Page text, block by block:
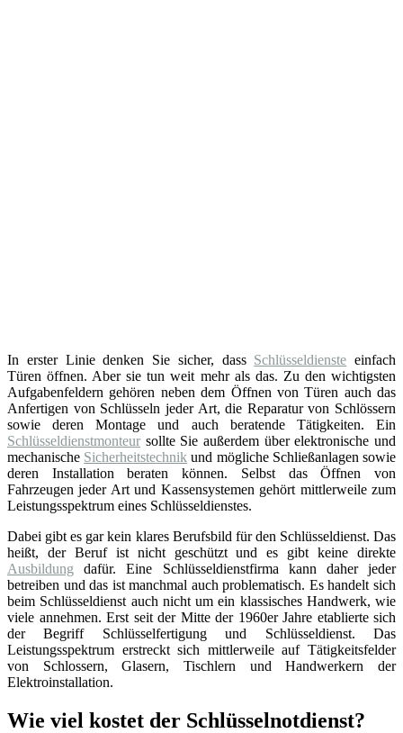
In erster Linie denken Sie sicher, dass Schlüsseldienste einfach
Türen öffnen. Aber sie tun weit mehr als das. Zu den wichtigsten
Aufgabenfeldern gehören neben dem Öffnen von Türen auch das
Anfertigen von Schlüsseln jeder Art, die Reparatur von Schlössern
sowie deren Montage und auch beratende Tätigkeiten. Ein
Schlüsseldienstmonteur sollte Sie außerdem über elektronische und
mechanische Sicherheitstechnik und mögliche Schließanlagen sowie
deren Installation beraten können. Selbst das Öffnen von
Fahrzeugen jeder Art und Kassensystemen gehört mittlerweile zum
Leistungsspektrum eines Schlüsseldienstes.
Dabei gibt es gar kein klares Berufsbild für den Schlüsseldienst. Das
heißt, der Beruf ist nicht geschützt und es gibt keine direkte
Ausbildung dafür. Eine Schlüsseldienstfirma kann daher jeder
betreiben und das ist manchmal auch problematisch. Es handelt sich
beim Schlüsseldienst auch nicht um ein klassisches Handwerk, wie
viele annehmen. Erst seit der Mitte der 1960er Jahre etablierte sich
der Begriff Schlüsselfertigung und Schlüsseldienst. Das
Leistungsspektrum erstreckt sich mittlerweile auf Tätigkeitsfelder
von Schlossern, Glasern, Tischlern und Handwerkern der
Elektroinstallation.
Wie viel kostet der Schlüsselnotdienst?